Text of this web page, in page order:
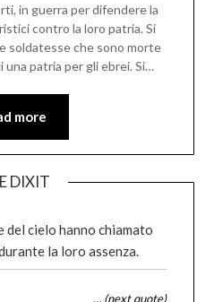
in guerra per difendere la
contro la loro patria. Si
soldatesse che sono morte
una patria per gli ebrei. Si…
more
DIXIT
del cielo hanno chiamato
la loro assenza.
… (next quote)